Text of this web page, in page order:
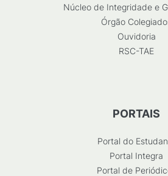
Núcleo de Integridade e
Órgão
Ouvidoria
RSC-TAE
PORTAIS
Portal do
Portal Integra
Portal de